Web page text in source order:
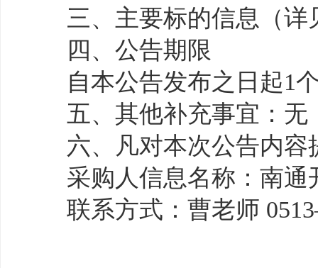
三、主要标的信息（详
四、公告期限
自本公告发布之日起1
五、其他补充事宜：无
六、凡对本次公告内
采购人信息名称：南
联系方式：曹老师